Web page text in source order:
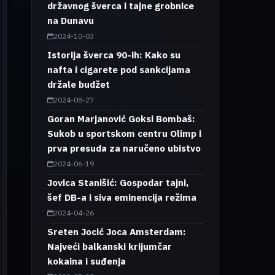
državnog šverca i tajne grobnice
na Dunavu
2024-10-03
Istorija šverca 90-ih: Kako su
nafta i cigarete pod sankcijama
držale budžet
2024-08-27
Goran Marjanović Goksi Bombaš:
Sukob u sportskom centru Olimp i
prva presuda za naručeno ubistvo
2024-06-19
Jovica Stanišić: Gospodar tajni,
šef DB-a i siva eminencija režima
2024-04-26
Sreten Jocić Joca Amsterdam:
Najveći balkanski krijumčar
kokaina i suđenja